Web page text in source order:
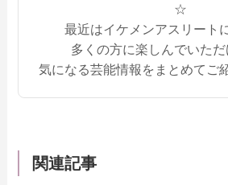
☆
最近はイケメンアスリート
多くの方に楽しんでいただ
気になる芸能情報をまとめてご
関連記事